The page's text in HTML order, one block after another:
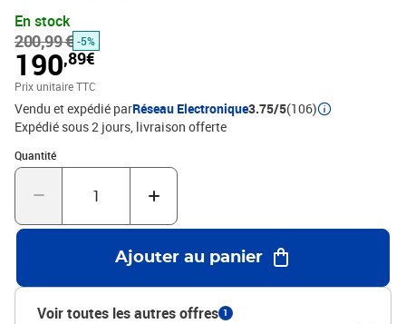
résistance, stabilité et résistance à l'humidité. Lattes de
contreplaqué : les lattes de contreplaqué assurent une bonne
répartition du poids, garantissant que le matelas reste en place à
chaque torsion de votre corps pendant le sommeil.Excellent
soutien : la tête de lit offre un excellent soutien du dos lorsque
vous vous asseyez dans votre lit pour lire ou regarder la télévision.
Bon à savoir : Un matelas n'est pas inclus avec ce lit. Nous offrons
une sélection variée de matelas. Vous pouvez consulter notre
boutique pour trouver un matelas assorti.Couleur : chêne
sonomaMatériau du cadre de lit : bois d'ingénierie, métalMatériau
(L x l x H)Dimensions du matelas correspondant : 140 x 190 cm (l x
L) (matelas est non inclus)Assemblage requis : oui
En stock
200,99 € -5%
190,89€
Prix unitaire TTC
Vendu et expédié parRéseau Electronique3.75/5(106)
Expédié sous 2 jours livraison offerte
Quantité
Quantité : 1
Ajouter au panier
Voir toutes les autres offres 1